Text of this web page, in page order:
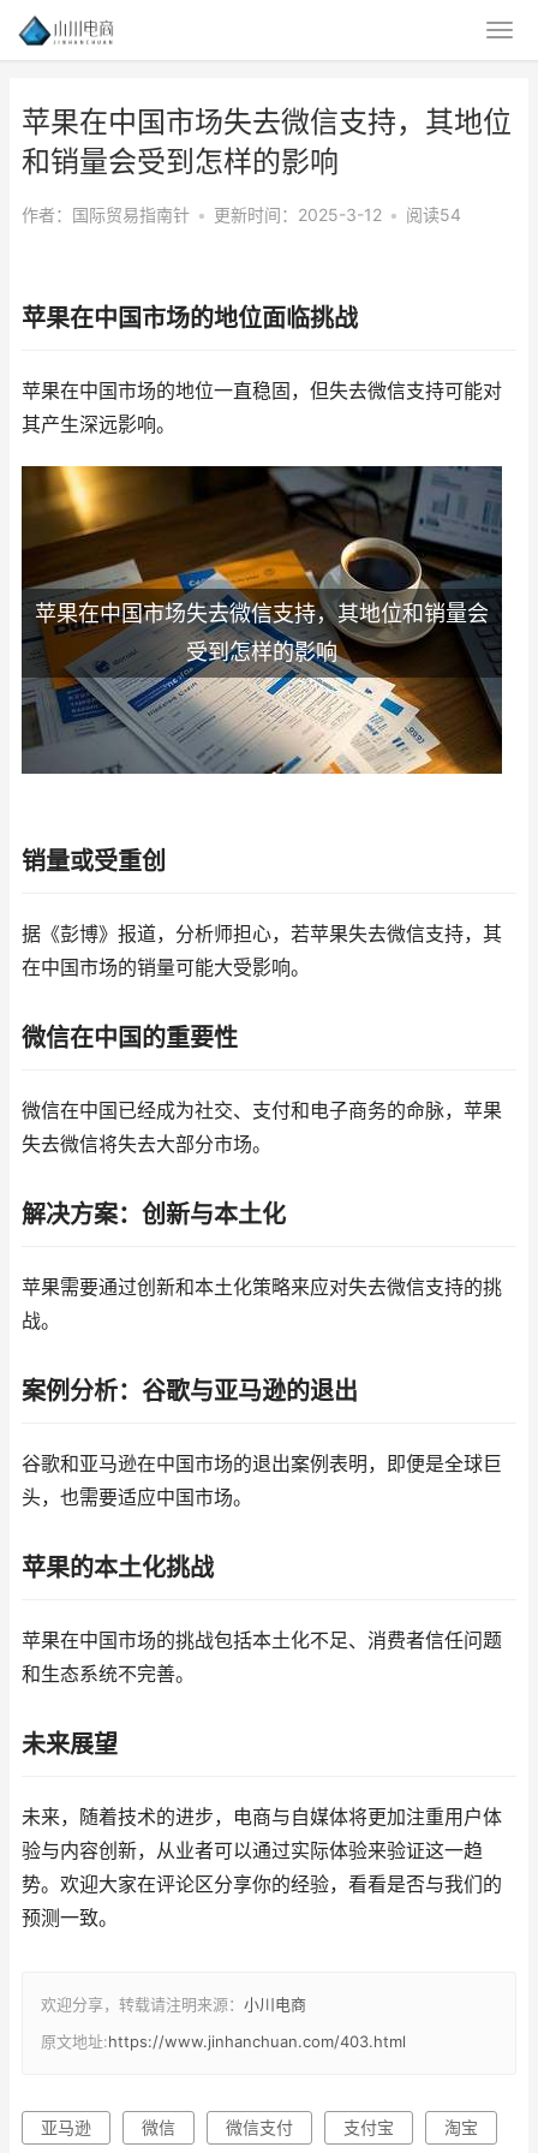
苹果在中国市场失去微信支持，其地位
和销量会受到怎样的影响
作者：国际贸易指南针 • 更新时间：2025-3-12 • 阅读54
苹果在中国市场的地位面临挑战
苹果在中国市场的地位一直稳固，但失去微信支持可能对
其产生深远影响。
苹果在中国市场失去微信支持，其地位和销量会
受到怎样的影响
销量或受重创
据《彭博》报道，分析师担心，若苹果失去微信支持，其
在中国市场的销量可能大受影响。
微信在中国的重要性
微信在中国已经成为社交、支付和电子商务的命脉，苹果
失去微信将失去大部分市场。
解决方案：创新与本土化
苹果需要通过创新和本土化策略来应对失去微信支持的挑
战。
案例分析：谷歌与亚马逊的退出
谷歌和亚马逊在中国市场的退出案例表明，即便是全球巨
头，也需要适应中国市场。
苹果的本土化挑战
苹果在中国市场的挑战包括本土化不足、消费者信任问题
和生态系统不完善。
未来展望
未来，随着技术的进步，电商与自媒体将更加注重用户体
验与内容创新，从业者可以通过实际体验来验证这一趋
势。欢迎大家在评论区分享你的经验，看看是否与我们的
预测一致。
欢迎分享，转载请注明来源： 小川电商
原文地址:https://www.jinhanchuan.com/403.html
亚马逊 微信 微信支付 支付宝 淘宝